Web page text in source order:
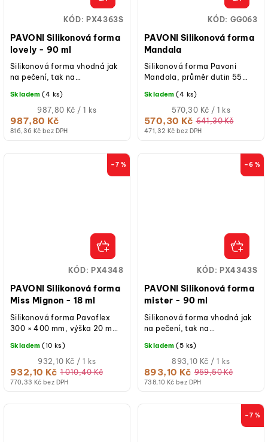
PAVONI Silikonová forma
lovely - 90 ml
816,36 Kč bez DPH
987,80 Kč
Měrná
cena:
987,80 Kč / 1 ks
Skladem (4 ks)
Silikonová forma vhodná jak
na pečení, tak na
KÓD:PX4363S
PAVONI Silikonová forma
Mandala
471,32 Kč bez DPH
570,30 Kč 641,30 Kč
Měrná
cena:
570,30 Kč / 1 ks
Skladem (4 ks)
Silikonová forma Pavoni
Mandala, průměr dutin 55
12, platinový silikon, teplotní
odolnost...
KÓD: GG063
–7 %
PAVONI Silikonová forma
Miss Mignon - 18 ml
770,33 Kč bez DPH
932,10 Kč 1 010,40 Kč
Měrná
cena:
932,10 Kč / 1 ks
Skladem (10 ks)
Silikonová forma Pavoflex
300 × 400 mm, výška 20 mm,
objem 18 ml, počet dutin 32,
teplotní...
KÓD: PX4348
–6 %
PAVONI Silikonová forma
mister - 90 ml
738,10 Kč bez DPH
893,10 Kč 959,50 Kč
Měrná
cena:
893,10 Kč / 1 ks
Skladem (5 ks)
Silikonová forma vhodná jak
na pečení, tak na
KÓD: PX4343S
–7 %